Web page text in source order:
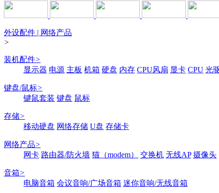
外设配件 | 网络产品
>
装机配件>
显示器 电源 主板 机箱 硬盘 内存 CPU风扇 显卡 CPU 光
键盘/鼠标>
键鼠套装 键盘 鼠标
存储>
移动硬盘 网络存储 U盘 存储卡
网络产品>
网卡 路由器/防火墙 猫（modem） 交换机 无线AP 摄像头
音箱>
电脑音箱 会议音响/广场音箱 迷你音响/无线音箱